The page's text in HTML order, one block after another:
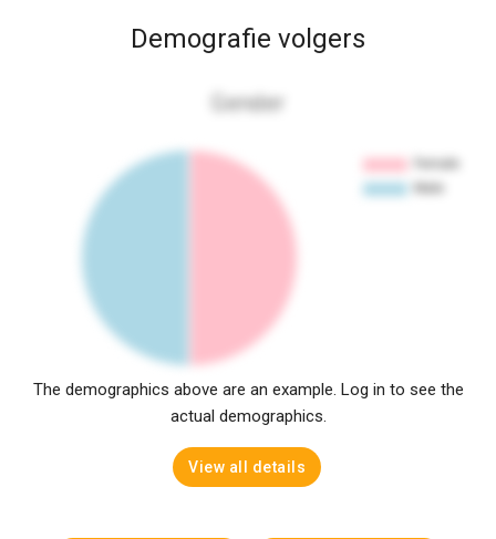
Demografie volgers
Gender
The demographics above are an example. Log in to see the
actual demographics.
View all details